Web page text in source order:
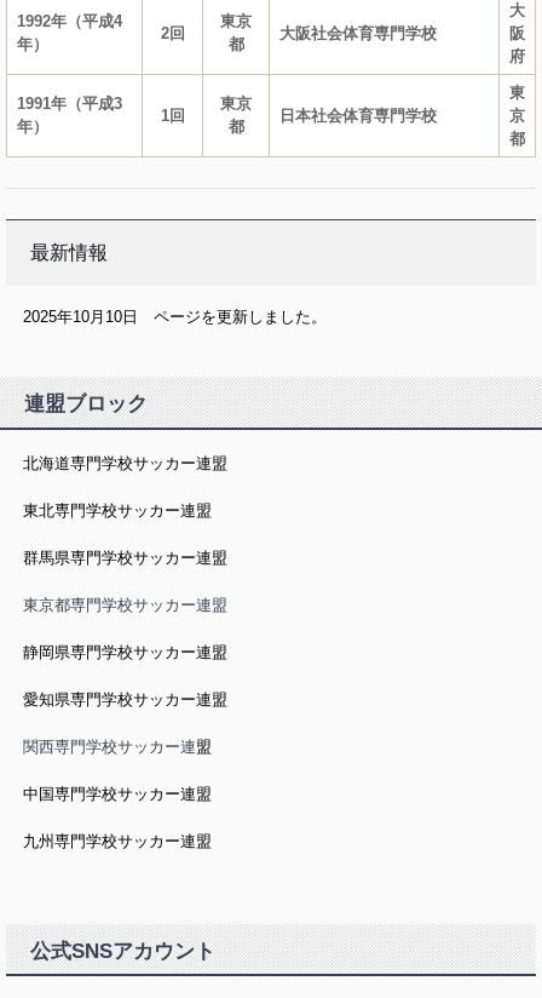
1992年（平成4
年）
2回
東京
都
大阪社会体育専門学校
大
阪
府
1991年（平成3
年）
1回
東京
都
日本社会体育専門学校
東
京
都
最新情報
2025年10月10日 ページを更新しました。
連盟ブロック
北海道専門学校サッカー連盟
東北専門学校サッカー連盟
群馬県専門学校サッカー連盟
東京都専門学校サッカー連盟
静岡県専門学校サッカー連盟
愛知県専門学校サッカー連盟
関西専門学校サッカー連盟
中国専門学校サッカー連盟
九州専門学校サッカー連盟
公式SNSアカウント